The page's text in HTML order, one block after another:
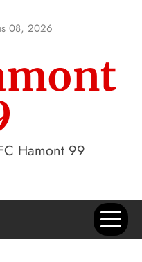
08, 2026
Hamont 99